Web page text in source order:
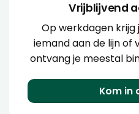
Vrijblijvend
Op werkdagen
iemand aan de lijn of
ontvang je meestal
Kom in